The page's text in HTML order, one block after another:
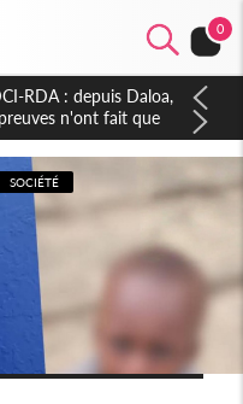
0
Kouakou est décédé,
militaire
SOCIÉTÉ